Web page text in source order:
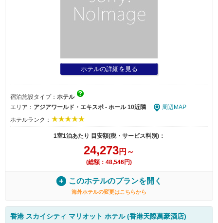
ホテルの詳細を見る
宿泊施設タイプ： ホテル
エリア： アジアワールド・エキスポ - ホール 10近隣
周辺MAP
ホテルランク：
1室1泊あたり 目安額(税・サービス料別)：
24,273円～
(総額：48,546円)
このホテルのプランを開く
海外ホテルの変更はこちらから
香港 スカイシティ マリオット ホテル (香港天際萬豪酒店)